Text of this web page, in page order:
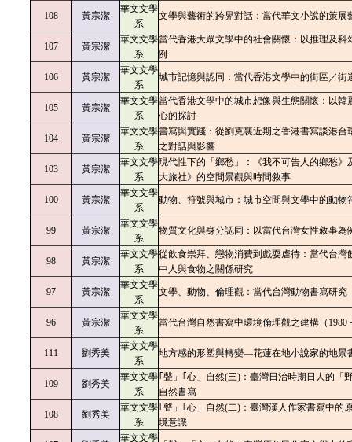
108 黃宗潔
華文文學
系
文學與藝術的跨界對話：當代華文小說的策展
107 黃宗潔
華文文學
系
當代香港大眾文學中的社會關懷：以推理及科
例
106 黃宗潔
華文文學
系
城市記憶與認同：當代香港文學中的街區／街
105 黃宗潔
華文文學
系
當代香港文學中的城市想像與生態關懷：以韓
心的探討
104 黃宗潔
華文文學
系
書寫與實踐：從劉克襄近期之香港書寫談港台
之對話與影響
103 黃宗潔
華文文學
系
現代性下的「鄉愁」：《我不可告人的鄉愁》
大旅社》的空間景觀與時間敘事
100 黃宗潔
華文文學
系
動物、符號與城市：城市空間與文學中的動物
99 黃宗潔
華文文學
系
物質文化與身分認同：以當代台灣女性敘事為
98 黃宗潔
華文文學
系
從飲食崇拜、戀物消費到戲耍虐待：當代台灣
中人與食物之關係研究
97 黃宗潔
華文文學
系
文學、動物、倫理觀：當代台灣動物書寫研究
96 黃宗潔
華文文學
系
當代台灣自然書寫中環境倫理觀之建構（1980
111 劉秀美
華文文學
系
地方感的形塑與轉變—花蓮在地小說家的地景
109 劉秀美
華文文學
系
｢聲」｢心」自然(三)：臺灣日治時期日人的「
自然書寫
108 劉秀美
華文文學
系
｢聲」｢心」自然(二)：臺灣漢人作家書寫中的
境意識
華文文學